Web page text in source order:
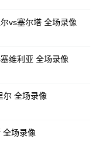
vs塞尔塔 全场录像
维利亚 全场录像
尔 全场录像
全场录像